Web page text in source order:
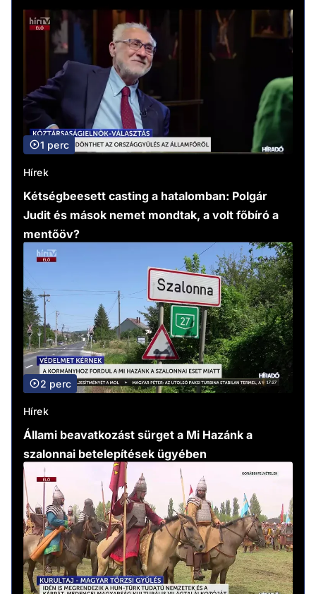
1 perc
Hírek
Kétségbeesett casting a hatalomban: Polgár
Judit és mások nemet mondtak, a volt főbíró a
mentőöv?
2 perc
Hírek
Állami beavatkozást sürget a Mi Hazánk a
szalonnai betelepítések ügyében